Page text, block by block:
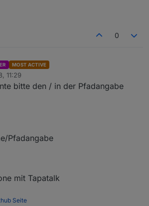
0
MOST ACTIVE
11:29
bitte den / in der Pfadangabe
Pfadangabe
mit Tapatalk
Seite